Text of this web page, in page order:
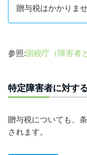
贈与税はかかりませ
参照:国税庁（障害者
特定障害者に対す
贈与税についても、
されます。